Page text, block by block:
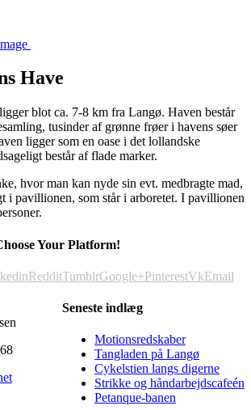
Have
blot ca. 7-8 km fra Langø. Haven består
tusinder af grønne frøer i havens søer
ligger som en oase i det lollandske
består af flade marker.
hvor man kan nyde sin evt. medbragte mad,
i pavillionen, som står i arboretet. I pavillionen
Your Platform!
RedditTumblrGoogle+PinterestVkEmail
Seneste indlæg
Motionsredskaber
Tangladen på Langø
Cykelstien langs digerne
Strikke og håndarbejdscafeén
Petanque-banen